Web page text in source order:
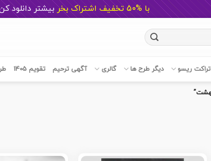
با %50 تخفیف اشتراک بخر بیشتر دانلود
تراکت ریسو دیگر طرح ها گالری آگهی ترحیم تقویم 1405